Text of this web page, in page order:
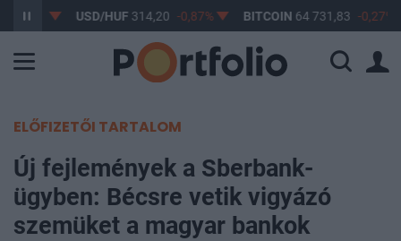
-0,61% USD/HUF314,20 -0,87% BITCOIN64 731,83 -0,27%
ELŐFIZETŐI TARTALOM
Új fejlemények a Sberbank-
ügyben: Bécsre vetik vigyázó
szemüket a magyar bankok